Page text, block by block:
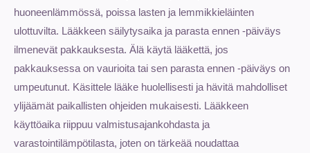
huoneenlämmössä, poissa lasten ja lemmikkieläinten
ulottuvilta. Lääkkeen säilytysaika ja parasta ennen -päiväys
ilmenevät pakkauksesta. Älä käytä lääkettä, jos
pakkauksessa on vaurioita tai sen parasta ennen -päiväys on
umpeutunut. Käsittele lääke huolellisesti ja hävitä mahdolliset
ylijäämät paikallisten ohjeiden mukaisesti. Lääkkeen
käyttöaika riippuu valmistusajankohdasta ja
varastointilämpötilasta, joten on tärkeää noudattaa